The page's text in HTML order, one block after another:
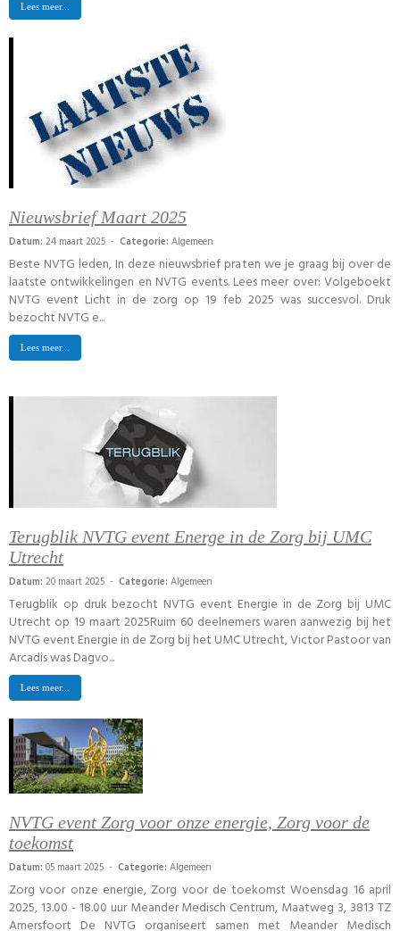
Lees meer...
Nieuwsbrief Maart 2025
Datum: 24 maart 2025 - Categorie: Algemeen
Beste NVTG leden, In deze nieuwsbrief praten we je graag bij over de
laatste ontwikkelingen en NVTG events. Lees meer over: Volgeboekt
NVTG event Licht in de zorg op 19 feb 2025 was succesvol. Druk
bezocht NVTG e...
Lees meer...
Terugblik NVTG event Energe in de Zorg bij UMC
Utrecht
Datum: 20 maart 2025 - Categorie: Algemeen
Terugblik op druk bezocht NVTG event Energie in de Zorg bij UMC
Utrecht op 19 maart 2025Ruim 60 deelnemers waren aanwezig bij het
NVTG event Energie in de Zorg bij het UMC Utrecht, Victor Pastoor van
Arcadis was Dagvo...
Lees meer...
NVTG event Zorg voor onze energie, Zorg voor de
toekomst
Datum: 05 maart 2025 - Categorie: Algemeen
Zorg voor onze energie, Zorg voor de toekomst Woensdag 16 april
2025, 13.00 - 18.00 uur Meander Medisch Centrum, Maatweg 3, 3813 TZ
Amersfoort De NVTG organiseert samen met Meander Medisch